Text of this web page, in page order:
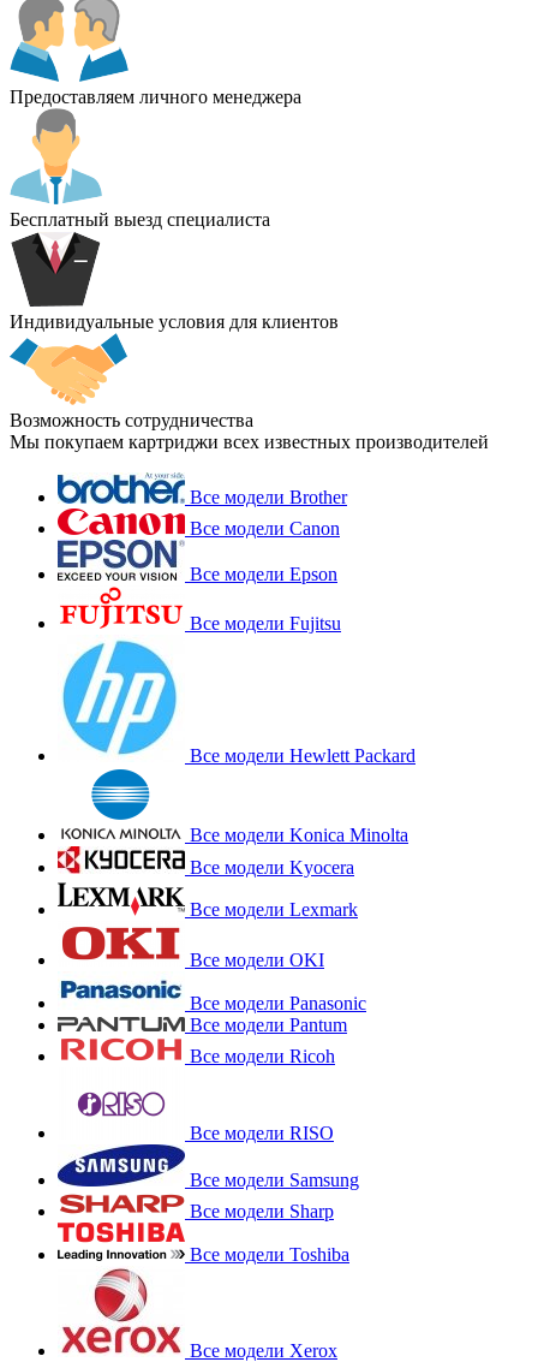
Предоставляем личного менеджера
Бесплатный выезд специалиста
Индивидуальные условия для клиентов
Возможность сотрудничества
Мы покупаем картриджи всех известных производителей
Все модели Brother
Все модели Canon
Все модели Epson
Все модели Fujitsu
Все модели Hewlett Packard
Все модели Konica Minolta
Все модели Kyocera
Все модели Lexmark
Все модели OKI
Все модели Panasonic
Все модели Pantum
Все модели Ricoh
Все модели RISO
Все модели Samsung
Все модели Sharp
Все модели Toshiba
Все модели Xerox